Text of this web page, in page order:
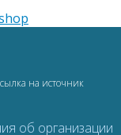
на источник
об организации